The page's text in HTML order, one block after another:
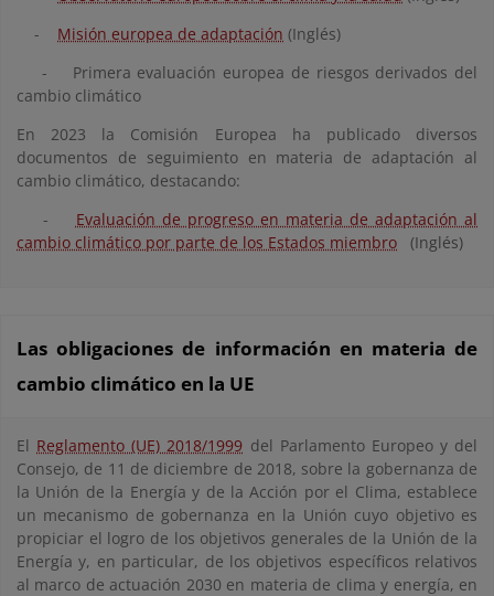
- Misión europea de adaptación (Inglés)
- Primera evaluación europea de riesgos derivados del
cambio climático
En 2023 la Comisión Europea ha publicado diversos
documentos de seguimiento en materia de adaptación al
cambio climático, destacando:
- Evaluación de progreso en materia de adaptación al
cambio climático por parte de los Estados miembro
(Inglés)
Las obligaciones de información en materia de
cambio climático en la UE
El Reglamento (UE) 2018/1999 del Parlamento Europeo y del
Consejo, de 11 de diciembre de 2018, sobre la gobernanza de
la Unión de la Energía y de la Acción por el Clima, establece
un mecanismo de gobernanza en la Unión cuyo objetivo es
propiciar el logro de los objetivos generales de la Unión de la
Energía y, en particular, de los objetivos específicos relativos
al marco de actuación 2030 en materia de clima y energía, en